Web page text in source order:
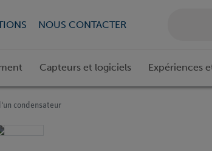
NOUS CONTACTER
Capteurs et logiciels Expériences
condensateur